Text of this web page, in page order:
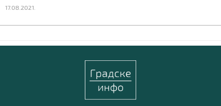
17.08.2021.